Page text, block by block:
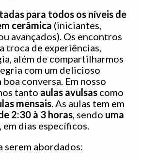
para todos os níveis de
cerâmica (iniciantes,
avançados). Os encontros
troca de experiências,
além de compartilharmos
com um delicioso
conversa. Em nosso
tanto aulas avulsas como
mensais.As aulas tem em
2:30 à 3 horas, sendo uma
, em dias específicos.
serem abordados: